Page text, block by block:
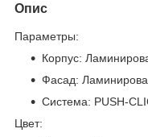
Опис
Параметры:
Корпус:
Фасад:
Система: PUSH-
Цвет: